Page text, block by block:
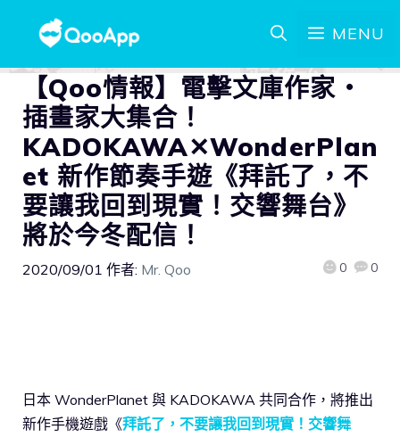
MENU
【Qoo情報】電擊文庫作家・
插畫家大集合！
KADOKAWA✕WonderPlan
et 新作節奏手遊《拜託了，不
要讓我回到現實！交響舞台》
將於今冬配信！
2020/09/01 作者: Mr. Qoo 0 0
日本 WonderPlanet 與 KADOKAWA 共同合作，將推出
新作手機遊戲《拜託了，不要讓我回到現實！交響舞